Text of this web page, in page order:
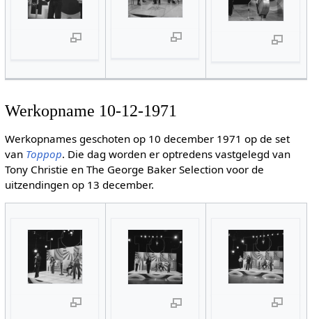
Werkopname 10-12-1971
Werkopnames geschoten op 10 december 1971 op de set
van Toppop. Die dag worden er optredens vastgelegd van
Tony Christie en The George Baker Selection voor de
uitzendingen op 13 december.